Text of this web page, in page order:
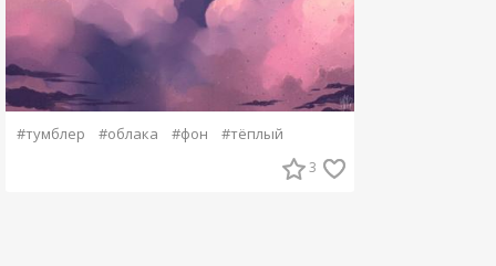
#тумблер #облака #фон #тёплый
3